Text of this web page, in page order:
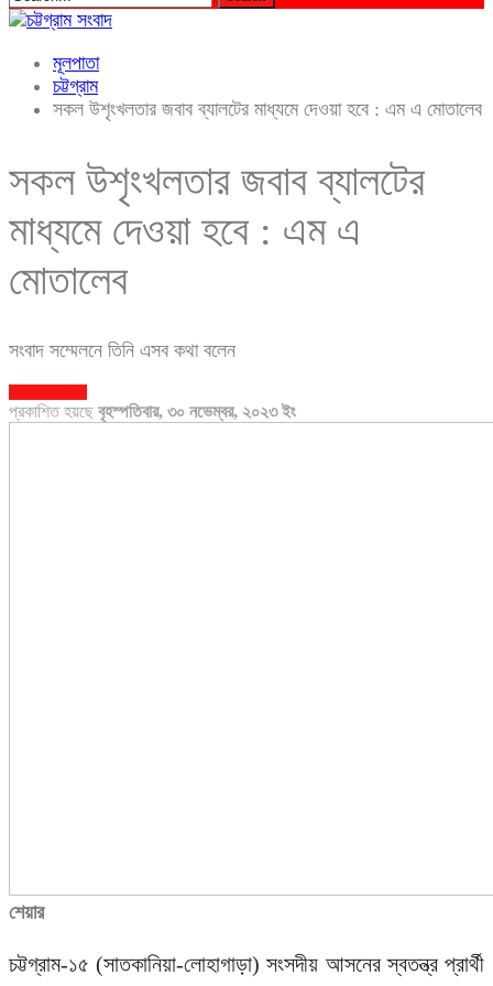
মূলপাতা
চট্টগ্রাম
সকল উশৃংখলতার জবাব ব্যালটের মাধ্যমে দেওয়া হবে : এম এ মোতালেব
সকল উশৃংখলতার জবাব ব্যালটের
মাধ্যমে দেওয়া হবে : এম এ
মোতালেব
সংবাদ সম্মেলনে তিনি এসব কথা বলেন
প্রকাশিত হয়ছে বৃহস্পতিবার, ৩০ নভেম্বর, ২০২৩ ইং
শেয়ার
চট্টগ্রাম-১৫ (সাতকানিয়া-লোহাগাড়া) সংসদীয় আসনের স্বতন্ত্র প্রার্থী